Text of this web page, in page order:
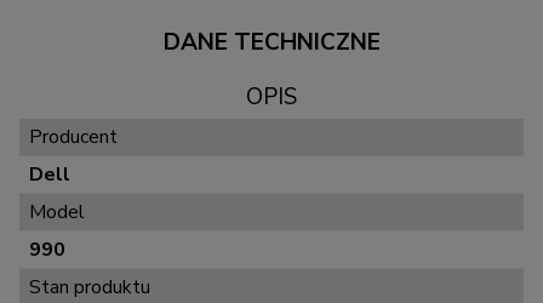
DANE TECHNICZNE
OPIS
Producent
Dell
Model
990
Stan produktu